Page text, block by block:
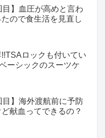
目】血圧が高めと言わ
ので食生活を見直し
ロックも付いてい
ーシックのスーツケ
目】海外渡航前に予防
献血ってできるの？